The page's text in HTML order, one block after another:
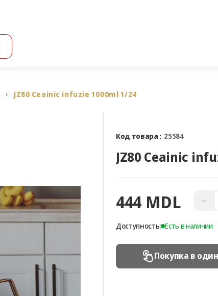
JZ80 Ceainic infuzie 1000ml 1/24
Код товара : 25584
JZ80 Ceainic
444 MDL −
Доступность: Есть в наличии
Покупка в